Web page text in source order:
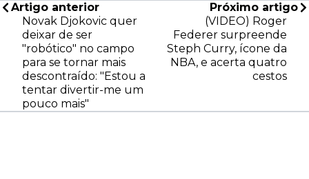
Artigo anterior
Novak Djokovic quer
deixar de ser
"robótico" no campo
para se tornar mais
descontraído: "Estou a
tentar divertir-me um
pouco mais"
Próximo artigo
(VIDEO) Roger
Federer surpreende
Steph Curry, ícone da
NBA, e acerta quatro
cestos